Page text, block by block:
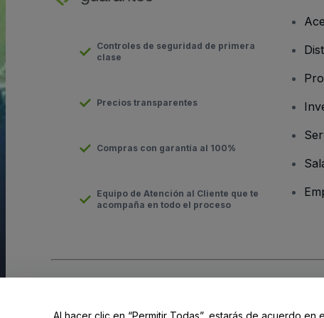
Controles de seguridad de primera
clase
Precios transparentes
Compras con garantía al 100%
Equipo de Atención al Cliente que te
acompaña en todo el proceso
Al hacer clic en “Permitir Todas”, estarás de acuerdo